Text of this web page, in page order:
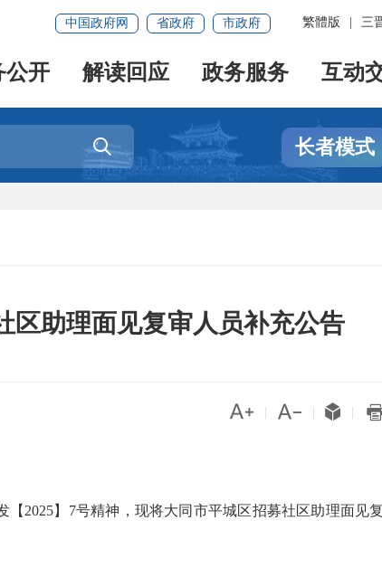
繁體版 三
中国政府网 省政府 市政府
公开 解读回应 政务服务 互动
 长者模式
区助理面见复审人员补充公告
  
2025】7号精神，现将大同市平城区招募社区助理面见